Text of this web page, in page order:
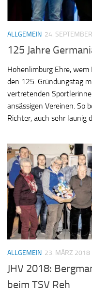
ALLGEMEIN 24.
125 Jahre
Hohenlimburg Ehre,
den 125. Gründungstag
vertretenden
ansässigen Vereinen. So
Richter, auch sehr launig
ALLGEMEIN 23. MÄRZ 2018
JHV 2018:
beim TSV Reh